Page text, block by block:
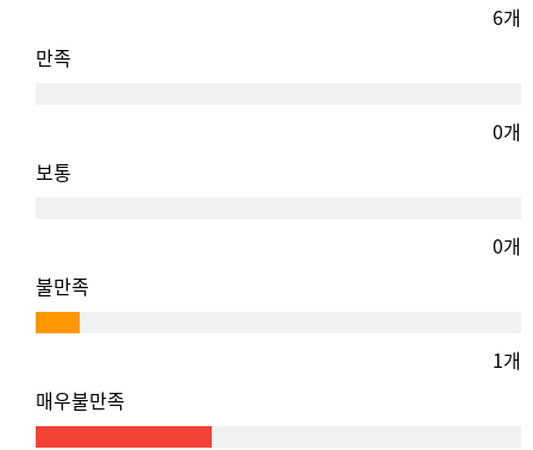
6개
만족
0개
보통
0개
불만족
1개
매우불만족